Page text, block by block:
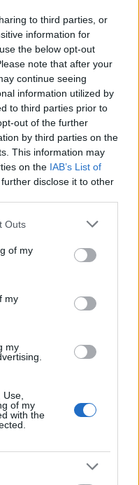
to third parties, or
information for
the below opt-out
note that after your
continue seeing
information utilized by
to third parties prior to
out of the further
by third parties on the
This information may
on the IAB’s List of
disclose it to other
one or more Google
You may click to
its third-party tags to
in below Google
Outs
of my
my
my
of my
with the
arra, hogy fél
Együttes
Tóth János
élete elég
helyen
véget, amikor az
befogadta
- az
ellenére - a
létét a
megyei és
sikert a
is.
Kulturális és
sikeres
közösségét,
Károly
döntöttek úgy,
időszak alatt
együttes.